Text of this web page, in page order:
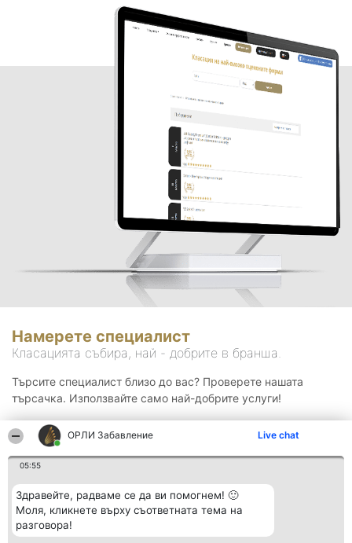
ОРЛИ Забавление Live chat
05:55
Здравейте, радваме се да ви помогнем! 🙂
Моля, кликнете върху съответната тема на
разговора!
Намерете специалист
Класацията събира, най - добрите в бранша.
Търсите специалист близо до вас? Проверете нашата
търсачка. Използвайте само най-добрите услуги!